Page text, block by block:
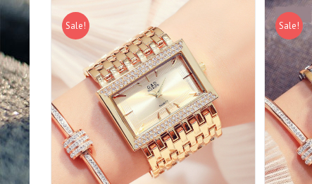
Sale! Sale!